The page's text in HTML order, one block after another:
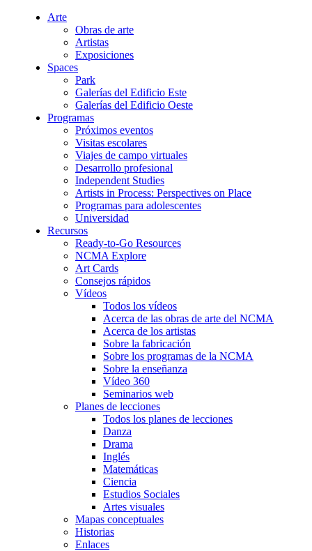
Arte
Obras de arte
Artistas
Exposiciones
Spaces
Park
Galerías del Edificio Este
Galerías del Edificio Oeste
Programas
Próximos eventos
Visitas escolares
Viajes de campo virtuales
Desarrollo profesional
Independent Studies
Artists in Process: Perspectives on Place
Programas para adolescentes
Universidad
Recursos
Ready-to-Go Resources
NCMA Explore
Art Cards
Consejos rápidos
Vídeos
Todos los vídeos
Acerca de las obras de arte del NCMA
Acerca de los artistas
Sobre la fabricación
Sobre los programas de la NCMA
Sobre la enseñanza
Vídeo 360
Seminarios web
Planes de lecciones
Todos los planes de lecciones
Danza
Drama
Inglés
Matemáticas
Ciencia
Estudios Sociales
Artes visuales
Mapas conceptuales
Historias
Enlaces